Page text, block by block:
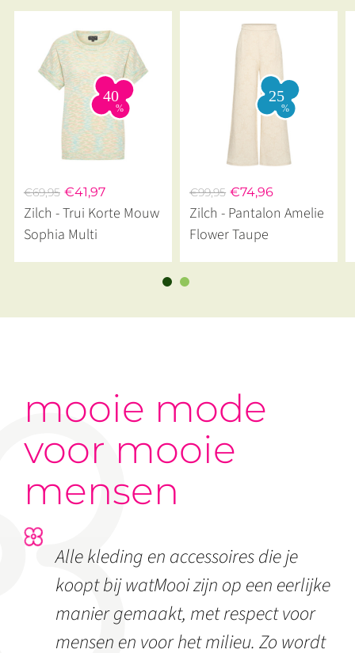
€69,95 €41,97
Zilch - Trui Korte Mouw
Sophia Multi
€99,95 €74,96
Zilch - Pantalon Amelie
Flower Taupe
mooie mode
voor mooie
mensen
Alle kleding en accessoires die je
koopt bij watMooi zijn op een eerlijke
manier gemaakt, met respect voor
mensen en voor het milieu. Zo wordt